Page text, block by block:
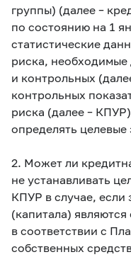
группы) (далее –
по состоянию на 1
статистические
риска, необходимые
и контрольных
контрольных
риска (далее –
определять
2. Может ли
не устанавливать
КПУР в случае, если
(капитала)
в соответствии с
собственных